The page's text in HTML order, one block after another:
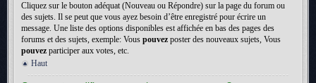
Cliquez sur le bouton adéquat (Nouveau ou Répondre) sur la page du forum ou
des sujets. Il se peut que vous ayez besoin d’être enregistré pour écrire un
message. Une liste des options disponibles est affichée en bas des pages des
forums et des sujets, exemple: Vous pouvez poster des nouveaux sujets, Vous
pouvez participer aux votes, etc.
Haut